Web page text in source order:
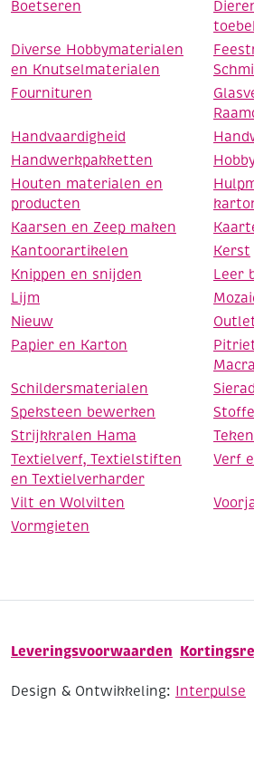
Boetseren
Diverse Hobbymaterialen
en Knutselmaterialen
Fournituren
Handvaardigheid
Handwerkpakketten
Houten materialen en
producten
Kaarsen en Zeep maken
Kantoorartikelen
Kerst
Knippen en snijden
Leer
Lijm
Nieuw
Papier en Karton
Schildersmaterialen
Speksteen bewerken
Strijkkralen Hama
Textielverf, Textielstiften
en Textielverharder
Verf
Vilt en Wolvilten
Vormgieten
Leveringsvoorwaarden
Design & Ontwikkeling: Interpulse